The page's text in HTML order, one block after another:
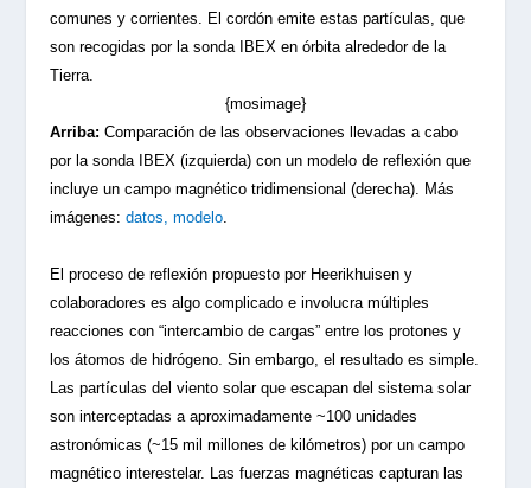
comunes y corrientes. El cordón emite estas partículas, que
son recogidas por la sonda IBEX en órbita alrededor de la
Tierra.
{mosimage}
Arriba: Comparación de las observaciones llevadas a cabo
por la sonda IBEX (izquierda) con un modelo de reflexión que
incluye un campo magnético tridimensional (derecha). Más
imágenes:datos,modelo.
El proceso de reflexión propuesto por Heerikhuisen y
colaboradores es algo complicado e involucra múltiples
reacciones con “intercambio de cargas” entre los protones y
los átomos de hidrógeno. Sin embargo, el resultado es simple.
Las partículas del viento solar que escapan del sistema solar
son interceptadas a aproximadamente ~100 unidades
astronómicas (~15 mil millones de kilómetros) por un campo
magnético interestelar. Las fuerzas magnéticas capturan las